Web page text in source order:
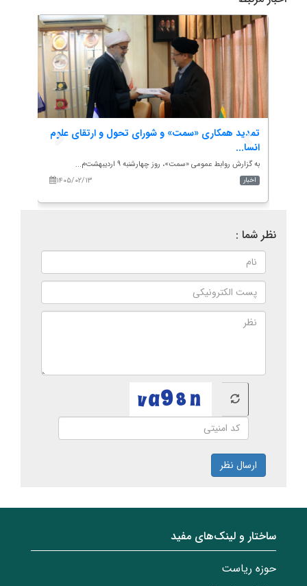
تمدید همکاری «سمت» و شورای تحول و ارتقای علوم
انسا...
به گزارش روابط عمومی «سمت»، روز چهارشنبه ۹ اردیبهشت‌م...
۱۴۰۵/۰۲/۱۳
اخبار
نظر شما :
ارسال نظر
ساختار‌‌ و‌‌ لینک‌های مفید
حوزه ریاست